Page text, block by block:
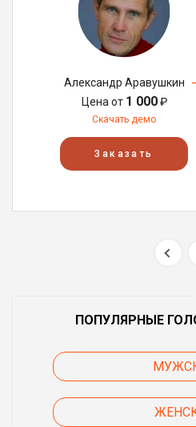
Александр Аравушкин
Цена от 1 000₽
Скачать демо
Заказать
ПОПУЛЯРНЫЕ